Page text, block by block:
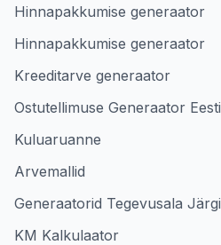
Hinnapakkumise generaator
Hinnapakkumise generaator
Kreeditarve generaator
Ostutellimuse Generaator Eesti
Kuluaruanne
Arvemallid
Generaatorid Tegevusala Järgi
KM Kalkulaator